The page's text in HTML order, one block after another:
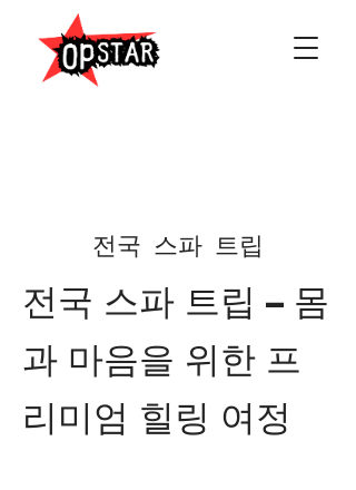
전국 스파 트립
전국 스파 트립 – 몸
과 마음을 위한 프
리미엄 힐링 여정